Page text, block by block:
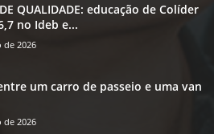
QUALIDADE: educação de Colíder
no Ideb e...
de 2026
um carro de passeio e uma van
de 2026